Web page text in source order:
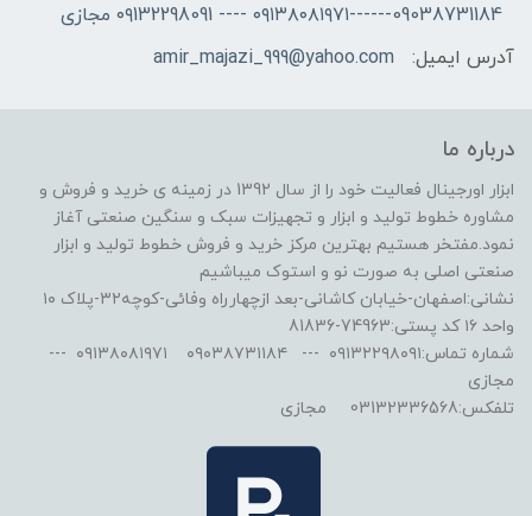
09038731184------۰۹۱۳۸۰۸۱۹۷۱ ---- ۰۹132298091 مجازی
آدرس ایمیل:
amir_majazi_999@yahoo.com
درباره ما
ابزار اورجینال فعالیت خود را از سال 1392 در زمینه ی خرید و فروش و
مشاوره خطوط تولید و ابزار و تجهیزات سبک و سنگین صنعتی آغاز
نمود.مفتخر هستیم بهترین مرکز خرید و فروش خطوط تولید و ابزار
صنعتی اصلی به صورت نو و استوک میباشیم
نشانی:اصفهان-خیابان کاشانی-بعد ازچهارراه وفائی-کوچه۳۲-پلاک ۱۰
واحد ۱۶ کد پستی:74963-81836
شماره تماس:۰۹۱۳۲۲۹۸۰۹۱ --- ۰۹۰۳۸۷۳۱۱۸۴ ۰۹۱۳۸۰۸۱۹۷۱ ---
مجازی
تلفکس:03132336568 مجازی